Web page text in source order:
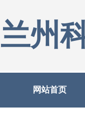
兰州
网站首页